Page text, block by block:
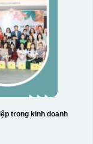
trong kinh doanh